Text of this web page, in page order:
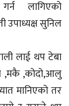
लागिएको
उपाध्यक्ष सुनिल
।
लाई थप टेबा
,मकै ,कोदो,आलु
मानिएको तर